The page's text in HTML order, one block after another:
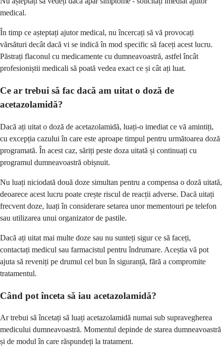
medical.
În timp ce așteptați ajutor medical, nu încercați să vă provocați
vărsături decât dacă vi se indică în mod specific să faceți acest lucru.
Păstrați flaconul cu medicamente cu dumneavoastră, astfel încât
profesioniștii medicali să poată vedea exact ce și cât ați luat.
Ce ar trebui să fac dacă am uitat o doză de
acetazolamidă?
Dacă ați uitat o doză de acetazolamidă, luați-o imediat ce vă amintiți,
cu excepția cazului în care este aproape timpul pentru următoarea doză
programată. În acest caz, săriți peste doza uitată și continuați cu
programul dumneavoastră obișnuit.
Nu luați niciodată două doze simultan pentru a compensa o doză uitată,
deoarece acest lucru poate crește riscul de reacții adverse. Dacă uitați
frecvent doze, luați în considerare setarea unor mementouri pe telefon
sau utilizarea unui organizator de pastile.
Dacă ați uitat mai multe doze sau nu sunteți sigur ce să faceți,
contactați medicul sau farmacistul pentru îndrumare. Aceștia vă pot
ajuta să reveniți pe drumul cel bun în siguranță, fără a compromite
tratamentul.
Când pot înceta să iau acetazolamidă?
Ar trebui să încetați să luați acetazolamidă numai sub supravegherea
medicului dumneavoastră. Momentul depinde de starea dumneavoastră
și de modul în care răspundeți la tratament.